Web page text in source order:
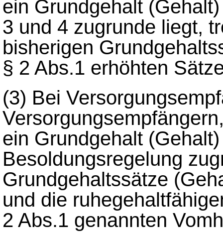
ein Grundgehalt
3 und 4 zugrunde liegt,
bisherigen
§ 2 Abs.1 erhöhten
(3) Bei
ein Grundgehalt
Besoldungsregelung
Grundgehaltssätze
und die
2 Abs.1 genannten